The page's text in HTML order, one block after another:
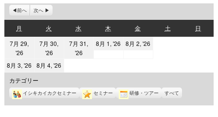
前へ 次へ
月
曜
日
火
曜
日
水
曜
日
木
曜
日
金金
曜
日
土土
曜
日
曜
7月 29,
'262026
年
7
月
29
日
7月 30,
'262026
年
7
30
日
7月 31,
'262026
7
31
日
8月 1, '26
2026
月
1
日
8月 2, '26
月
2
日
8月 3, '26
2026
年
8
月
3
8月 4, '26
年
8
月
4
カテゴリー
イシキカイカクセミナー セミナー 研修・ツアー すべて